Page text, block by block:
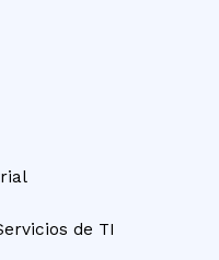
de TI